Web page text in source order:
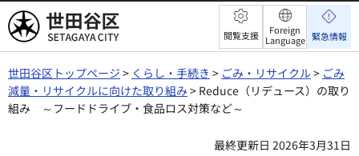
世田谷区 閲覧支援
Foreign
Language 緊急情報
世田谷区トップページ > くらし・手続き > ごみ・リサイクル > ごみ
減量・リサイクルに向けた取り組み > Reduce（リデュース）の取り
組み ～フードドライブ・食品ロス対策など～
最終更新日 2026年3月31日